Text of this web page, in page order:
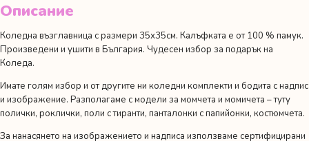
Описание
Коледна възглавница с размери 35х35см. Калъфката е от 100 % памук.
Произведени и ушити в България. Чудесен избор за подарък на
Коледа.
Имате голям избор и от другите ни коледни комплекти и бодита с надпис
и изображение. Разполагаме с модели за момчета и момичета – туту
полички, роклички, поли с тиранти, панталонки с папийонки, костюмчета.
За нанасянето на изображението и надписа използваме сертифицирани